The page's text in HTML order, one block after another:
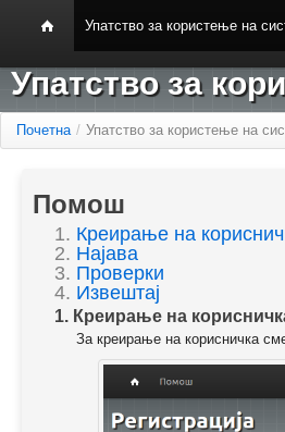
Упатство за користење на
Упатство за
Почетна / Упатство за користење на
Помош
1. Креирање на
2. Најава
3. Проверки
4. Извештај
1. Креирање на
За креирање на корисничка